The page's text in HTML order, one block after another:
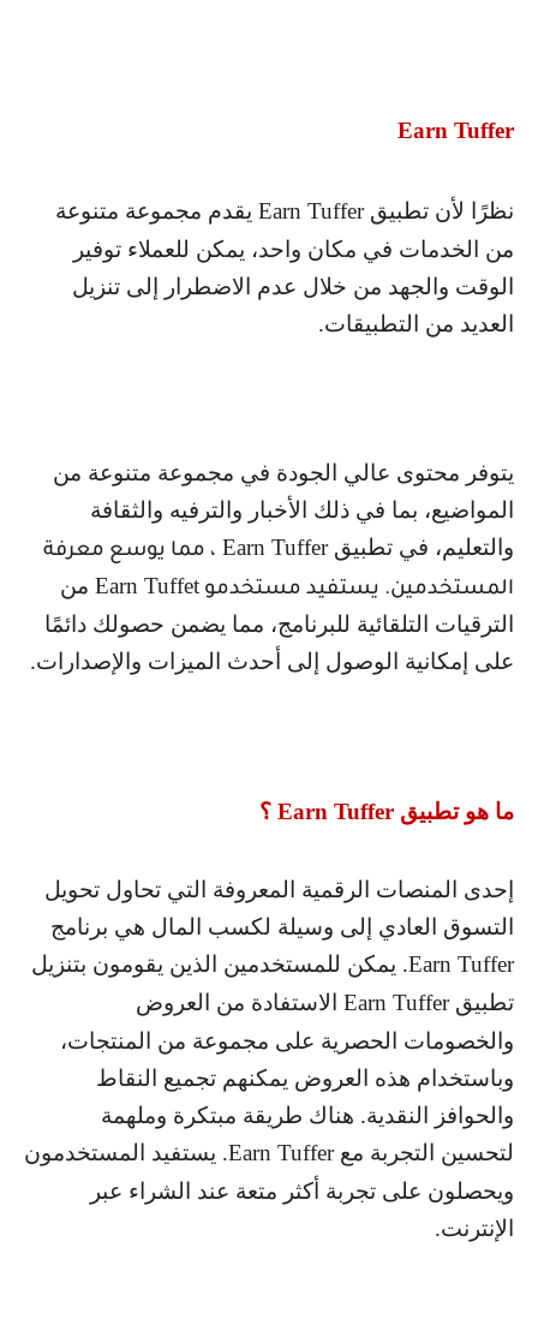
Earn Tuffer
نظرًا لأن تطبيقEarn Tuffer يقدم مجموعة متنوعة
من الخدمات في مكان واحد، يمكن للعملاء توفير
الوقت والجهد من خلال عدم الاضطرار إلى تنزيل
العديد من التطبيقات.
يتوفر محتوى عالي الجودة في مجموعة متنوعة من
المواضيع، بما في ذلك الأخبار والترفيه والثقافة
والتعليم، في تطبيقEarn Tuffer ، مما يوسع معرفة
المستخدمين. يستفيد مستخدمو Earn Tuffet من
الترقيات التلقائية للبرنامج، مما يضمن حصولك دائمًا
على إمكانية الوصول إلى أحدث الميزات والإصدارات.
ما هو تطبيق Earn Tuffer ؟
إحدى المنصات الرقمية المعروفة التي تحاول تحويل
التسوق العادي إلى وسيلة لكسب المال هي برنامج
Earn Tuffer. يمكن للمستخدمين الذين يقومون بتنزيل
تطبيقEarn Tuffer الاستفادة من العروض
والخصومات الحصرية على مجموعة من المنتجات،
وباستخدام هذه العروض يمكنهم تجميع النقاط
والحوافز النقدية. هناك طريقة مبتكرة وملهمة
لتحسين التجربة معEarn Tuffer. يستفيد المستخدمون
ويحصلون على تجربة أكثر متعة عند الشراء عبر
الإنترنت.